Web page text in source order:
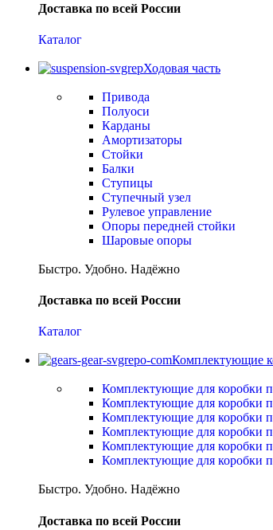
Доставка по всей России
Каталог
Ходовая часть
Привода
Полуоси
Карданы
Амортизаторы
Стойки
Балки
Ступицы
Ступечный узел
Рулевое управление
Опоры передней стойки
Шаровые опоры
Быстро. Удобно. Надёжно
Доставка по всей России
Каталог
Комплектующие
Комплектующие для коробки
Комплектующие для коробки
Комплектующие для коробки
Комплектующие для коробки
Комплектующие для коробки
Комплектующие для коробки
Быстро. Удобно. Надёжно
Доставка по всей России